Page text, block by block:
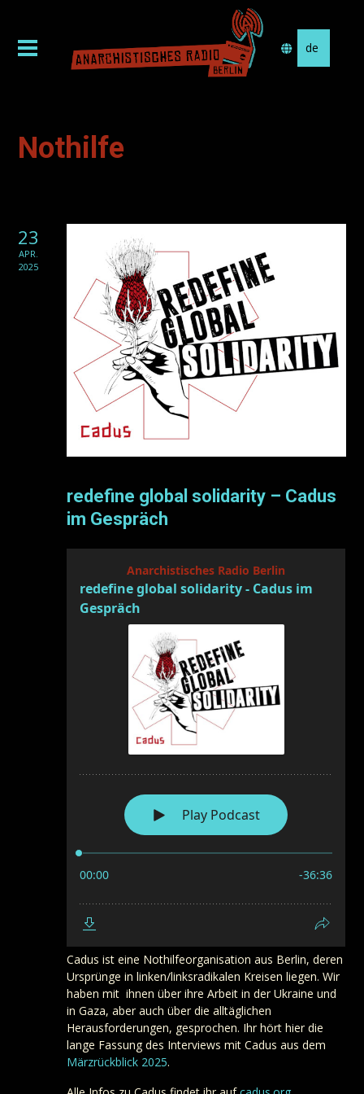
auswählen
Nothilfe
23
APR.
2025
redefine global solidarity – Cadus
im Gespräch
Cadus ist eine Nothilfeorganisation aus Berlin, deren
Ursprünge in linken/linksradikalen Kreisen liegen. Wir
haben mit ihnen über ihre Arbeit in der Ukraine und
in Gaza, aber auch über die alltäglichen
Herausforderungen, gesprochen. Ihr hört hier die
lange Fassung des Interviews mit Cadus aus dem
Märzrückblick 2025.